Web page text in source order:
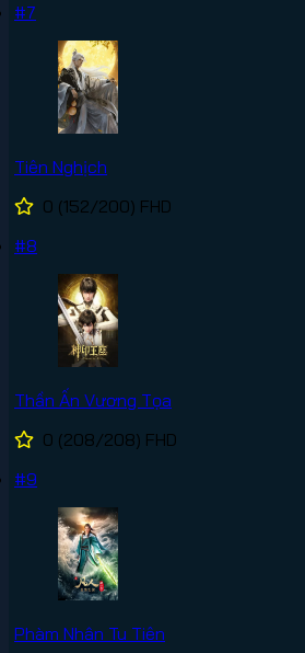
#7
Tiên Nghịch
0 (152/200) FHD
#8
Thần Ấn Vương Tọa
0 (208/208) FHD
#9
Phàm Nhân Tu Tiên